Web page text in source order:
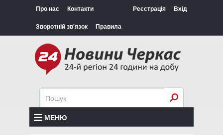
Про нас Контакти
Зворотній зв'язок Правила
Реєстрація Вхід
МЕНЮ